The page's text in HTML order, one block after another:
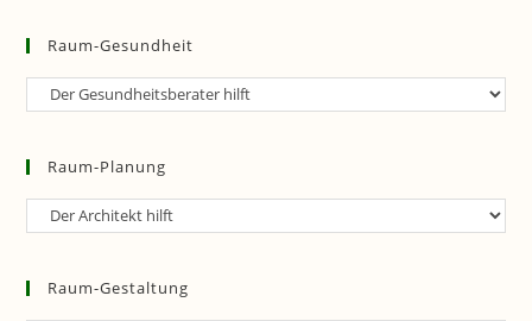
Raum-Gesundheit
Raum-
Raum-Planung
Raum-
Raum-Gestaltung